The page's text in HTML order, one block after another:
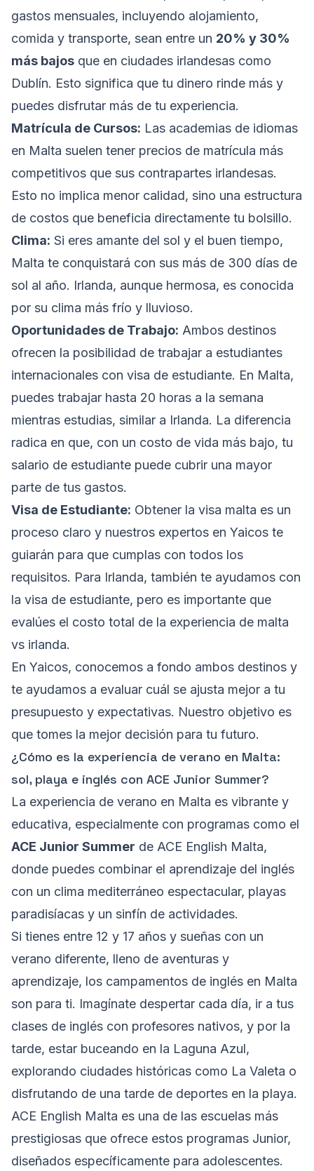
gastos mensuales, incluyendo alojamiento,
comida y transporte, sean entre un 20% y 30%
más bajos que en ciudades irlandesas como
Dublín. Esto significa que tu dinero rinde más y
puedes disfrutar más de tu experiencia.
Matrícula de Cursos: Las academias de idiomas
en Malta suelen tener precios de matrícula más
competitivos que sus contrapartes irlandesas.
Esto no implica menor calidad, sino una estructura
de costos que beneficia directamente tu bolsillo.
Clima: Si eres amante del sol y el buen tiempo,
Malta te conquistará con sus más de 300 días de
sol al año. Irlanda, aunque hermosa, es conocida
por su clima más frío y lluvioso.
Oportunidades de Trabajo: Ambos destinos
ofrecen la posibilidad de trabajar a estudiantes
internacionales con visa de estudiante. En Malta,
puedes trabajar hasta 20 horas a la semana
mientras estudias, similar a Irlanda. La diferencia
radica en que, con un costo de vida más bajo, tu
salario de estudiante puede cubrir una mayor
parte de tus gastos.
Visa de Estudiante: Obtener la visa malta es un
proceso claro y nuestros expertos en Yaicos te
guiarán para que cumplas con todos los
requisitos. Para Irlanda, también te ayudamos con
la visa de estudiante, pero es importante que
evalúes el costo total de la experiencia de malta
vs irlanda.
En Yaicos, conocemos a fondo ambos destinos y
te ayudamos a evaluar cuál se ajusta mejor a tu
presupuesto y expectativas. Nuestro objetivo es
que tomes la mejor decisión para tu futuro.
¿Cómo es la experiencia de verano en Malta:
sol, playa e inglés con ACE Junior Summer?
La experiencia de verano en Malta es vibrante y
educativa, especialmente con programas como el
ACE Junior Summer de ACE English Malta,
donde puedes combinar el aprendizaje del inglés
con un clima mediterráneo espectacular, playas
paradisíacas y un sinfín de actividades.
Si tienes entre 12 y 17 años y sueñas con un
verano diferente, lleno de aventuras y
aprendizaje, los campamentos de inglés en Malta
son para ti. Imagínate despertar cada día, ir a tus
clases de inglés con profesores nativos, y por la
tarde, estar buceando en la Laguna Azul,
explorando ciudades históricas como La Valeta o
disfrutando de una tarde de deportes en la playa.
ACE English Malta es una de las escuelas más
prestigiosas que ofrece estos programas Junior,
diseñados específicamente para adolescentes.